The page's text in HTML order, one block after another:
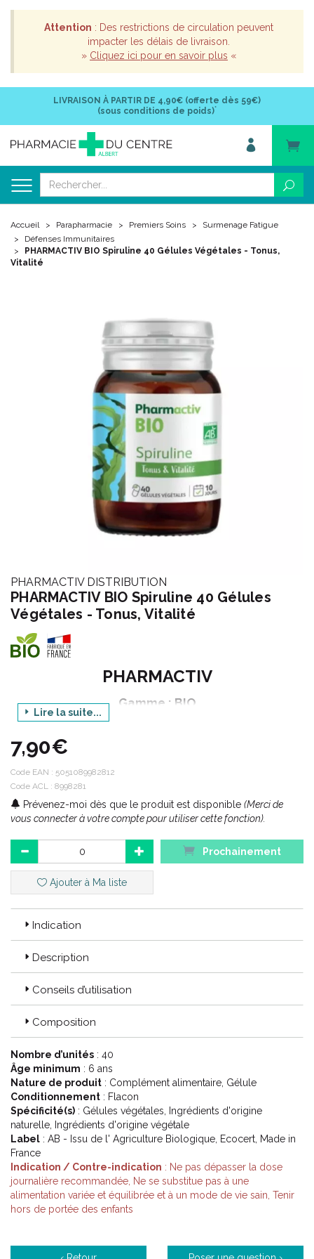
Attention : Des restrictions de circulation peuvent
impacter les délais de livraison.
» Cliquez ici pour en savoir plus «
LIVRAISON À PARTIR DE 4,90€ (offerte dès 59€)
(sous conditions de poids)*
Accueil Parapharmacie Premiers Soins
Surmenage Fatigue
Défenses Immunitaires
PHARMACTIV BIO Spiruline 40 Gélules Végétales - Tonus,
Vitalité
PHARMACTIV DISTRIBUTION
PHARMACTIV BIO Spiruline 40 Gélules
Végétales - Tonus, Vitalité
PHARMACTIV
Gamme : BIO
Déclinaison : COMPLEMENT ALIMENTAIRE
Conditionnement : 40 gélules végétales
Engagement Pharmactiv :
Lire la suite...
7,90€
Code EAN : 5051089982812
Code ACL : 8998281
Prévenez-moi dès que le produit est disponible (Merci de
vous connecter à votre compte pour utiliser cette fonction).
Prochainement
Ajouter à Ma liste
Indication
Description
Conseils d’utilisation
Composition
Nombre d’unités : 40
Âge minimum : 6 ans
Nature de produit : Complément alimentaire, Gélule
Conditionnement : Flacon
Spécificité(s) : Gélules végétales, Ingrédients d'origine
naturelle, Ingrédients d'origine végétale
Label : AB - Issu de l' Agriculture Biologique, Ecocert, Made in
France
Indication / Contre-indication : Ne pas dépasser la dose
journalière recommandée, Ne se substitue pas à une
alimentation variée et équilibrée et à un mode de vie sain, Tenir
hors de portée des enfants